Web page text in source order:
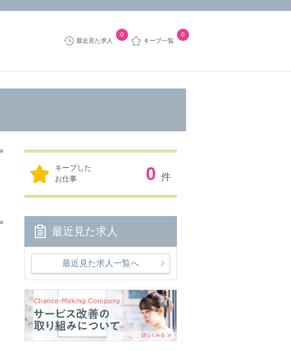
最近見た求人
0
キープ一覧
0
キープした
お仕事
0 件
最近見た求人
最近見た求人一覧へ